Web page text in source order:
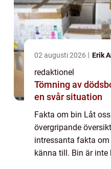
02 augusti 2026 Erik
redaktionel
Tömning av
en svår situation
Fakta om bin Låt
övergripande
intressanta fakta
känna till. Bin är inte